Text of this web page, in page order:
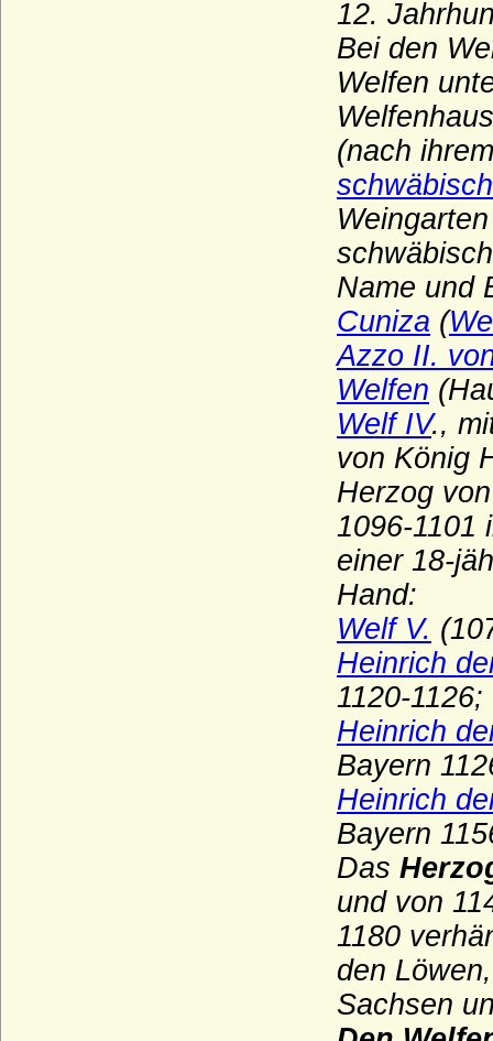
12.
Bei den
Welfen
(nach
Weingarten
Name und
Cuniza (
Azzo II.
Welfen
Welf IV.,
von König
Herzog
1096-1101
einer 18-
Hand:
Welf V.
Heinrich
1120-1126;
Heinrich
Bayern
Heinrich
Bayern
Das
und von
1180
den
Sachsen